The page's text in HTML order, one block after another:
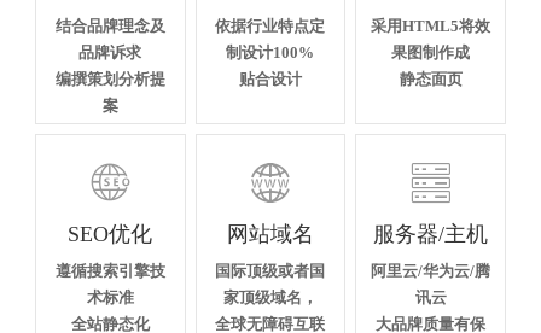
结合品牌理念及
品牌诉求
编撰策划分析提
案
依据行业特点定
制设计100%
贴合设计
采用HTML5将效
果图制作成
静态面页

SEO优化
遵循搜索引擎技
术标准
全站静态化

网站域名
国际顶级或者国
家顶级域名，
全球无障碍互联

服务器/主机
阿里云/华为云/腾
讯云
大品牌质量有保